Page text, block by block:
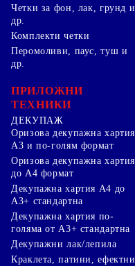
Четки за фон, лак, грунд и
др.
Комплекти четки
Перомоливи, паус, туш и
др.
ПРИЛОЖНИ
ТЕХНИКИ
ДЕКУПАЖ
Оризова декупажна хартия
А3 и по-голям формат
Оризова декупажна хартия
до А4 формат
Декупажна хартия А4 до
А3+ стандартна
Декупажна хартия по-
голяма от А3+ стандартна
Декупажни лак/лепила
Краклета, патини, ефектни